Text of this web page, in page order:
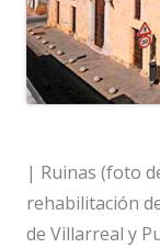
| Ruinas (foto
rehabilitación
de Villarreal y